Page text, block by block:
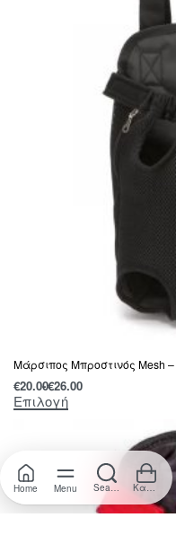
Μάρσιπος Μπροστινός Mesh
€20.00€26.00
Επιλογή
Home Menu Search Καλάθι